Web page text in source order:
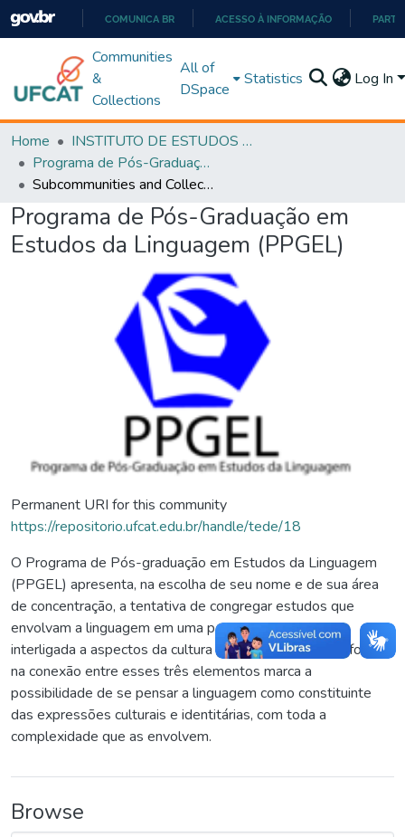
PARA
O
COMUNICA BR ACESSO À INFORMAÇÃO
Communities
&
Collections
All of
DSpace
Statistics Log In
Home
INSTITUTO DE ESTUDOS DA LINGUAGEM
Programa de Pós-Graduação em Estudos da Linguagem (PPGEL)
Subcommunities and Collections
Programa de Pós-Graduação em
Estudos da Linguagem (PPGEL)
Permanent URI for this community
https://repositorio.ufcat.edu.br/handle/tede/18
O Programa de Pós-graduação em Estudos da Linguagem
(PPGEL) apresenta, na escolha de seu nome e de sua área
de concentração, a tentativa de congregar estudos que
envolvam a linguagem em uma perspectiva ampla,
interligada a aspectos da cultura e da identidade. O enfoque
na conexão entre esses três elementos marca a
possibilidade de se pensar a linguagem como constituinte
das expressões culturais e identitárias, com toda a
complexidade que as envolvem.
Browse